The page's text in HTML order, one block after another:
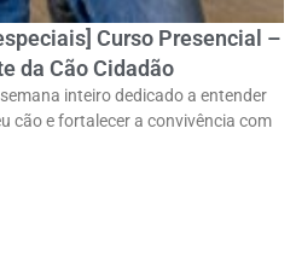
Curso Presencial –
da Cão Cidadão
inteiro dedicado a entender
cão e fortalecer a convivência com